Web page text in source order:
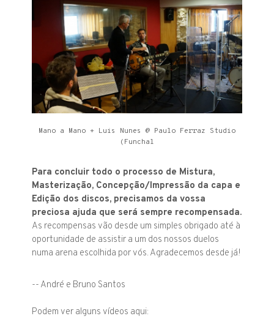
Mano a Mano + Luis Nunes @ Paulo Ferraz Studio
(Funchal
Para concluir todo o processo de Mistura,
Masterização, Concepção/Impressão da capa e
Edição dos discos, precisamos da vossa
preciosa ajuda que será sempre recompensada.
As recompensas vão desde um simples obrigado até à
oportunidade de assistir a um dos nossos duelos
numa arena escolhida por vós. Agradecemos desde já!
-- André e Bruno Santos
Podem ver alguns vídeos aqui: